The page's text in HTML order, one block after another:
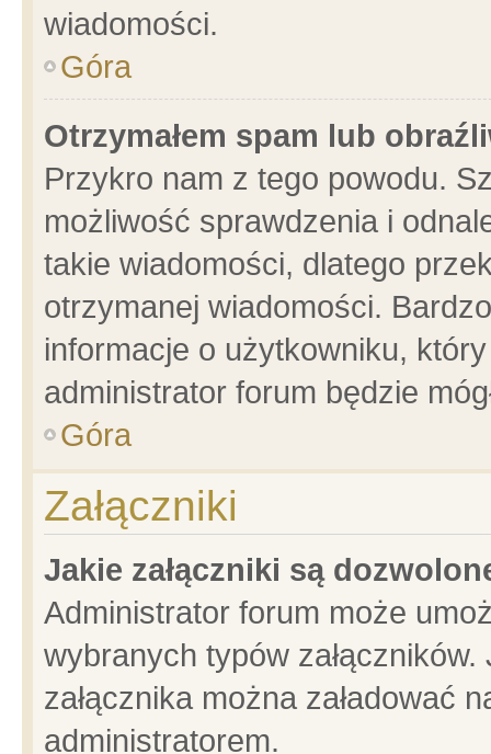
wiadomości.
Góra
Otrzymałem spam lub
Przykro nam z tego powodu.
możliwość sprawdzenia i
takie wiadomości, dlatego
otrzymanej wiadomości.
informacje o użytkowniku,
administrator forum będzie
Góra
Załączniki
Jakie załączniki są
Administrator forum może
wybranych typów
załącznika można załadować
administratorem.